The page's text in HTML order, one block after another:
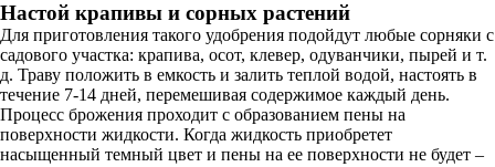
Настой крапивы и сорных растений
Для приготовления такого удобрения подойдут любые сорняки с
садового участка: крапива, осот, клевер, одуванчики, пырей и т.
д. Траву положить в емкость и залить теплой водой, настоять в
течение 7-14 дней, перемешивая содержимое каждый день.
Процесс брожения проходит с образованием пены на
поверхности жидкости. Когда жидкость приобретет
насыщенный темный цвет и пены на ее поверхности не будет –